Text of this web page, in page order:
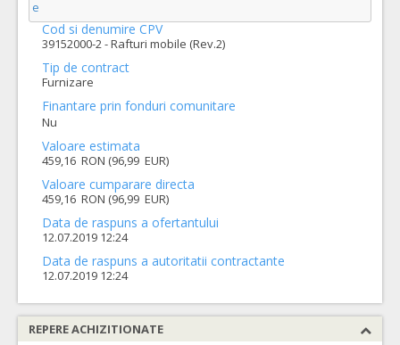
e
Cod si denumire CPV
39152000-2 - Rafturi mobile (Rev.2)
Tip de contract
Furnizare
Finantare prin fonduri comunitare
Nu
Valoare estimata
459,16 RON (96,99 EUR)
Valoare cumparare directa
459,16 RON (96,99 EUR)
Data de raspuns a ofertantului
12.07.2019 12:24
Data de raspuns a autoritatii contractante
12.07.2019 12:24
REPERE ACHIZITIONATE